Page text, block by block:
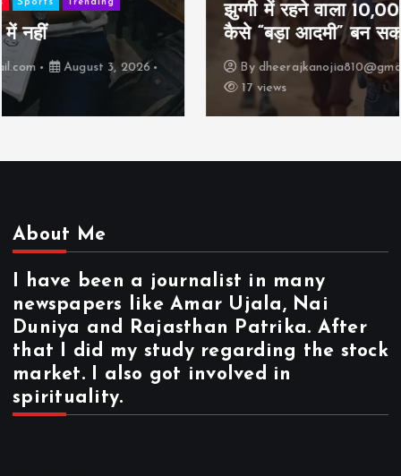
झुग्गी में रहने वाला 10,000 कमाने वाले का बच्चा
कैसे “बड़ा आदमी” बन सकता है?
Bydheerajkanojia810@gmail.com
August 2, 2026
About Me
I have been a journalist in many
newspapers like Amar Ujala, Nai
Duniya and Rajasthan Patrika. After
that I did my study regarding the stock
market. I also got involved in
spirituality.